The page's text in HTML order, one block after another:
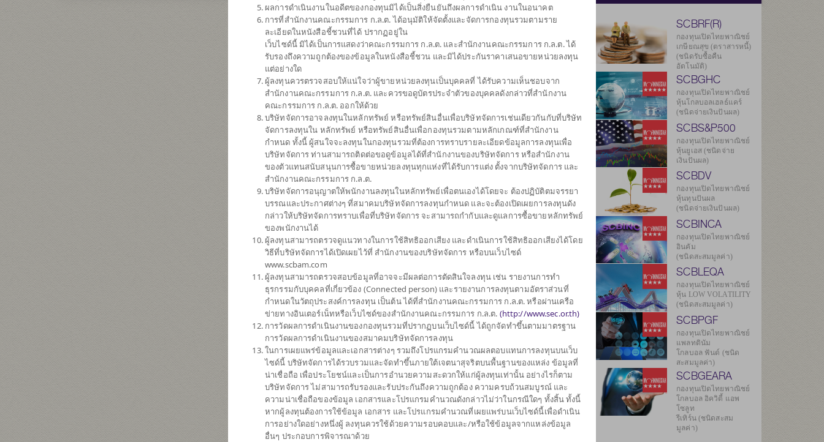
SCBRF(R)
กองทุนเปิดไทยพาณิชย์
เกษียณสุข (ตราสารหนี้)
(ชนิดรับซื้อคืน
อัตโนมัติ)
SCBGHC
กองทุนเปิดไทยพาณิชย์
หุ้นโกลบอลเฮลธ์แคร์
(ชนิดจ่ายเงินปันผล)
SCBS&P500
กองทุนเปิดไทยพาณิชย์
หุ้นยูเอส (ชนิดจ่าย
เงินปันผล)
SCBDV
กองทุนเปิดไทยพาณิชย์
หุ้นทุนปันผล
(ชนิดจ่ายเงินปันผล)
SCBINCA
กองทุนเปิดไทยพาณิชย์
อินคัม
(ชนิดสะสมมูลค่า)
SCBLEQA
กองทุนเปิดไทยพาณิชย์
หุ้น LOW VOLATILITY
(ชนิดสะสมมูลค่า)
SCBPGF
กองทุนเปิดไทยพาณิชย์
แพลทตินัม
โกลบอล ฟันด์ (ชนิด
สะสมมูลค่า)
SCBGEARA
กองทุนเปิดไทยพาณิชย์
โกลบอล อิควิตี้ แอพ
โซลูท
รีเทิร์น (ชนิดสะสม
มูลค่า)
ผลการดำเนินงานในอดีตของกองทุนมิได้เป็นสิ่งยืนยันถึงผลการดำเนิน งานในอนาคต
การที่สำนักงานคณะกรรมการ ก.ล.ต. ได้อนุมัติให้จัดตั้งและจัดการกองทุนรวมตามราย
ละเอียดในหนังสือชี้ชวนที่ได้ ปรากฏอยู่ใน
เว็บไซด์นี้ มิได้เป็นการแสดงว่าคณะกรรมการ ก.ล.ต. และสำนักงานคณะกรรมการ ก.ล.ต. ได้
รับรองถึงความถูกต้องของข้อมูลในหนังสือชี้ชวน และมิได้ประกันราคาเสนอขายหน่วยลงทุน
แต่อย่างใด
ผู้ลงทุนควรตรวจสอบให้แน่ใจว่าผู้ขายหน่วยลงทุนเป็นบุคคลที่ ได้รับความเห็นชอบจาก
สำนักงานคณะกรรมการ ก.ล.ต. และควรขอดูบัตรประจำตัวของบุคคลดังกล่าวที่สำนักงาน
คณะกรรมการ ก.ล.ต. ออกให้ด้วย
บริษัทจัดการอาจลงทุนในหลักทรัพย์ หรือทรัพย์สินอื่นเพื่อบริษัทจัดการเช่นเดียวกันกับที่บริษัท
จัดการลงทุนใน หลักทรัพย์ หรือทรัพย์สินอื่นเพื่อกองทุนรวมตามหลักเกณฑ์ที่สำนักงาน
กำหนด ทั้งนี้ ผู้สนใจจะลงทุนในกองทุนรวมที่ต้องการทราบรายละเอียดข้อมูลการลงทุนเพื่อ
บริษัทจัดการ ท่านสามารถติดต่อขอดูข้อมูลได้ที่สำนักงานของบริษัทจัดการ หรือสำนักงาน
ของตัวแทนสนับสนุนการซื้อขายหน่วยลงทุนทุกแห่งที่ได้รับการแต่ง ตั้งจากบริษัทจัดการ และ
สำนักงานคณะกรรมการ ก.ล.ต.
บริษัทจัดการอนุญาตให้พนักงานลงทุนในหลักทรัพย์เพื่อตนเองได้โดยจะ ต้องปฏิบัติตมจรรยา
บรรณและประกาศต่างๆ ที่สมาคมบริษัทจัดการลงทุนกำหนด และจะต้องเปิดเผยการลงทุนดัง
กล่าวให้บริษัทจัดการทราบเพื่อที่บริษัทจัดการ จะสามารถกำกับและดูแลการซื้อขายหลักทรัพย์
ของพนักงานได้
ผู้ลงทุนสามารถตรวจดูแนวทางในการใช้สิทธิออกเสียง และดำเนินการใช้สิทธิออกเสียงได้โดย
วิธีที่บริษัทจัดการได้เปิดเผยไว้ที่ สำนักงานของบริษัทจัดการ หรือบนเว็บไซด์
www.scbam.com
ผู้ลงทุนสามารถตรวจสอบข้อมูลที่อาจจะมีผลต่อการตัดสินใจลงทุน เช่น รายงานการทำ
ธุรกรรมกับบุคคลที่เกี่ยวข้อง (Connected person) และรายงานการลงทุนตามอัตราส่วนที่
กำหนดในวัตถุประสงค์การลงทุน เป็นต้น ได้ที่สำนักงานคณะกรรมการ ก.ล.ต. หรือผ่านเครือ
ข่ายทางอินเตอร์เน็ทหรือเว็บไซด์ของสำนักงานคณะกรรมการ ก.ล.ต. (http://www.sec.or.th)
การวัดผลการดำเนินงานของกองทุนรวมที่ปรากฏบนเว็บไซด์นี้ ได้ถูกจัดทำขึ้นตามมาตรฐาน
การวัดผลการดำเนินงานของสมาคมบริษัทจัดการลงทุน
ในการเผยแพร่ข้อมูลและเอกสารต่างๆ รวมถึงโปรแกรมคำนวณผลตอบแทนการลงทุนบนเว็บ
ไซด์นี้ บริษัทจัดการได้รวบรวมและจัดทำขึ้นภายใต้เจตนาสุจริตบนพื้นฐานของแหล่ง ข้อมูลที่
น่าเชื่อถือ เพื่อประโยชน์และเป็นการอำนวยความสะดวกให้แก่ผู้ลงทุนเท่านั้น อย่างไรก็ตาม
บริษัทจัดการ ไม่สามารถรับรองและรับประกันถึงความถูกต้อง ความครบถ้วนสมบูรณ์ และ
ความน่าเชื่อถือของข้อมูล เอกสารและโปรแกรมคำนวณดังกล่าวไม่ว่าในกรณีใดๆ ทั้งสิ้น ทั้งนี้
หากผู้ลงทุนต้องการใช้ข้อมูล เอกสาร และโปรแกรมคำนวณที่เผยแพร่บนเว็บไซด์นี้เพื่อดำเนิน
การอย่างใดอย่างหนึ่งผู้ ลงทุนควรใช้ด้วยความรอบคอบและ/หรือใช้ข้อมูลจากแหล่งข้อมูล
อื่นๆ ประกอบการพิจารณาด้วย